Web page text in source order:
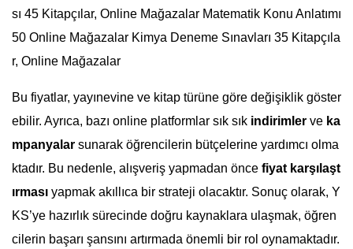
sı 45 Kitapçılar, Online Mağazalar Matematik Konu Anlatımı
50 Online Mağazalar Kimya Deneme Sınavları 35 Kitapçıla
r, Online Mağazalar
Bu fiyatlar, yayınevine ve kitap türüne göre değişiklik göster
ebilir. Ayrıca, bazı online platformlar sık sık indirimler ve ka
mpanyalar sunarak öğrencilerin bütçelerine yardımcı olma
ktadır. Bu nedenle, alışveriş yapmadan önce fiyat karşılaşt
ırması yapmak akıllıca bir strateji olacaktır. Sonuç olarak, Y
KS’ye hazırlık sürecinde doğru kaynaklara ulaşmak, öğren
cilerin başarı şansını artırmada önemli bir rol oynamaktadır.